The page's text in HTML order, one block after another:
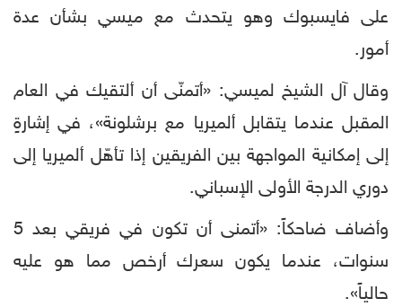
على فايسبوك وهو يتحدث مع ميسي بشأن عدة
أمور.
وقال آل الشيخ لميسي: «أتمنّى أن ألتقيك في العام
المقبل عندما يتقابل ألميريا مع برشلونة»، في إشارةٍ
إلى إمكانية المواجهة بين الفريقين إذا تأهّل ألميريا إلى
دوري الدرجة الأولى الإسباني.
وأضاف ضاحكاً: «أتمنى أن تكون في فريقي بعد 5
سنوات، عندما يكون سعرك أرخص مما هو عليه
حالياً».